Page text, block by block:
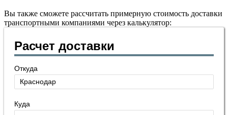
Вы также сможете рассчитать примерную стоимость доставки
транспортными компаниями через калькулятор:
Расчет доставки
Откуда
Куда